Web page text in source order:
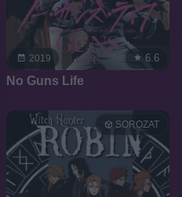
2019 6.6
No Guns Life
SOROZAT